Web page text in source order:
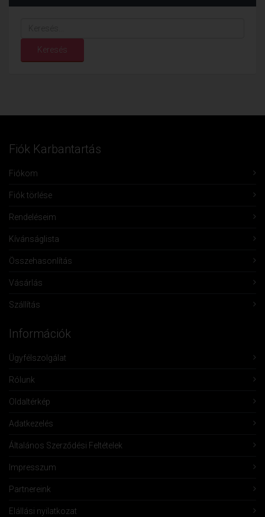
Keresés
Fiók Karbantartás
Fiókom
Fiók törlése
Rendeléseim
Kívánságlista
Összehasonlítás
Vásárlás
Szállítás
Információk
Ügyfélszolgálat
Rólunk
Oldaltérkép
Adatkezelés
Általános Szerződési Feltételek
Impresszum
Partnereink
Elállási nyilatkozat